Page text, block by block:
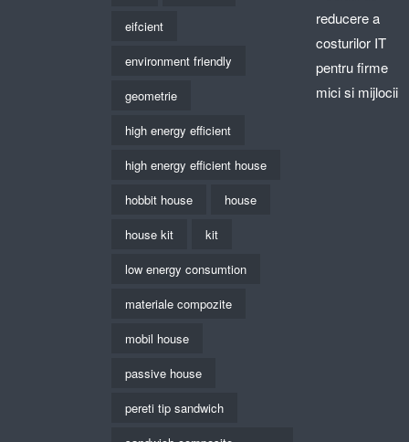
eifcient
environment friendly
geometrie
high energy efficient
high energy efficient house
hobbit house
house
house kit
kit
low energy consumtion
materiale compozite
mobil house
passive house
pereti tip sandwich
reducere a
costurilor IT
pentru firme
mici si mijlocii